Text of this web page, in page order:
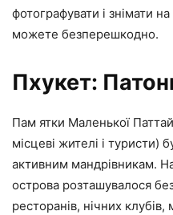
фотографувати і знімати
можете безперешкодно.
Пхукет:
Пам ятки Маленької
місцеві жителі і туристи)
активним мандрівникам.
острова розташувалося
ресторанів, нічних